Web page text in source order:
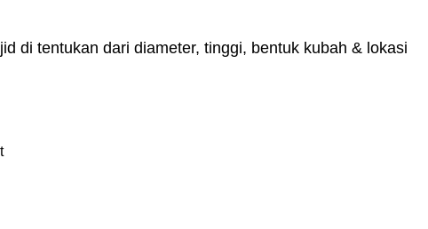
di tentukan dari diameter, tinggi, bentuk kubah & lokasi